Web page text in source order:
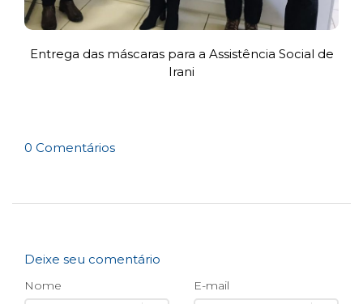
Entrega das máscaras para a Assistência Social de
Irani
0 Comentários
Deixe seu comentário
Nome E-mail